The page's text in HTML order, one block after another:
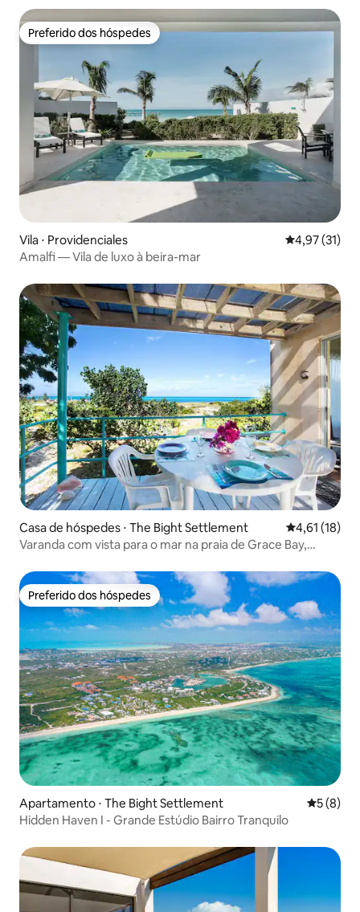
Preferido dos hóspedes
Preferido dos hóspedes
Vila ⋅ Providenciales 4,97 de uma
4,97 (31)
Amalfi — Vila de luxo à beira-mar
Casa de hóspedes ⋅ The Bight Settlement 4,61 de uma
4,61 (18)
Varanda com vista para o mar na praia de Grace Bay,
Preferido dos hóspedes
Preferido dos hóspedes
Apartamento ⋅ The Bight Settlement 5 de
5 (8)
Hidden Haven I - Grande Estúdio Bairro Tranquilo